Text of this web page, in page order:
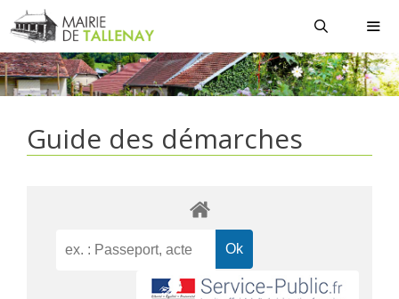
Aller
au
contenu
Guide des démarches